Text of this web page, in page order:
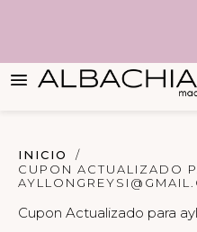
SUGERENCIAS
INICIO
CUPON ACTUALIZADO
Cupon Actualizado para